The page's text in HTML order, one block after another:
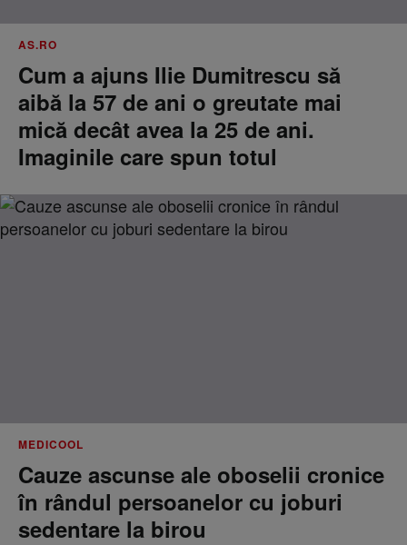
AS.RO
Cum a ajuns Ilie Dumitrescu să
aibă la 57 de ani o greutate mai
mică decât avea la 25 de ani.
Imaginile care spun totul
MEDICOOL
Cauze ascunse ale oboselii cronice
în rândul persoanelor cu joburi
sedentare la birou